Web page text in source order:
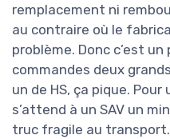
remplacement ni
au contraire où le
problème. Donc c’est
commandes deux
un de HS, ça pique.
s’attend à un SAV un
truc fragile au transport.